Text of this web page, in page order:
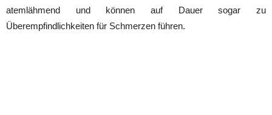
atemlähmend und können auf Dauer sogar zu
Überempfindlichkeiten für Schmerzen führen.